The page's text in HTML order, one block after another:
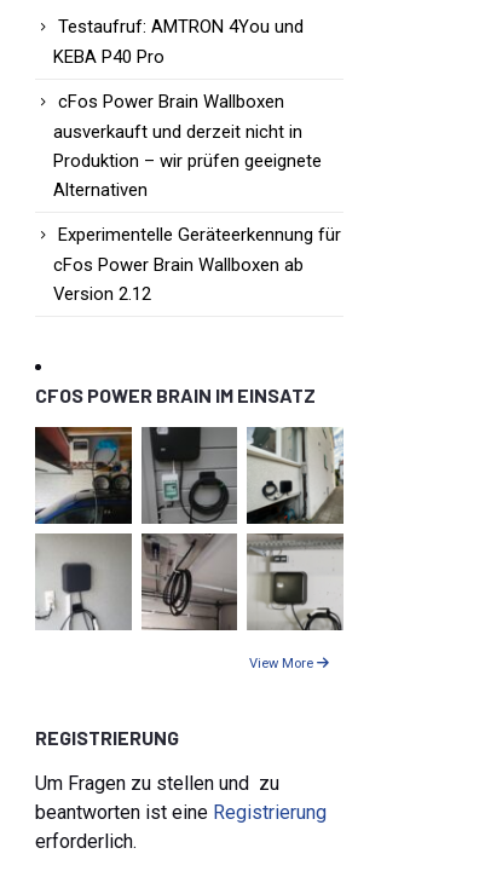
Testaufruf: AMTRON 4You und
KEBA P40 Pro
cFos Power Brain Wallboxen
ausverkauft und derzeit nicht in
Produktion – wir prüfen geeignete
Alternativen
Experimentelle Geräteerkennung für
cFos Power Brain Wallboxen ab
Version 2.12
CFOS POWER BRAIN IM EINSATZ
View More
REGISTRIERUNG
Um Fragen zu stellen und zu
beantworten ist eine Registrierung
erforderlich.